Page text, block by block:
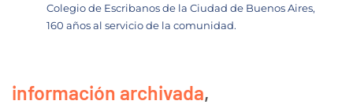
Colegio de Escribanos de la Ciudad de Buenos Aires,
160 años al servicio de la comunidad.
información archivada,